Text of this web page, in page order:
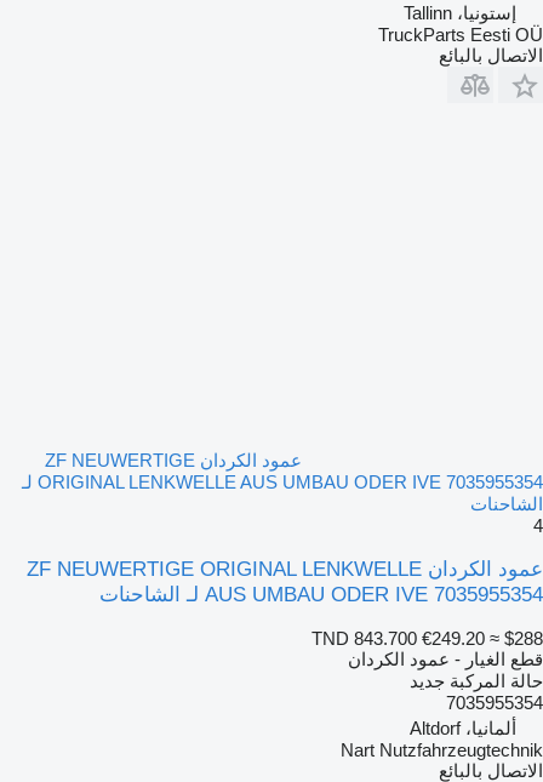
إستونيا، Tallinn
TruckParts Eesti OÜ
الاتصال بالبائع
عمود الكردان ZF NEUWERTIGE
ORIGINAL LENKWELLE AUS UMBAU ODER IVE 7035955354 لـ
الشاحنات
4
عمود الكردان ZF NEUWERTIGE ORIGINAL LENKWELLE
AUS UMBAU ODER IVE 7035955354 لـ الشاحنات
TND 843.700 €249.20 ≈ $288
قطع الغيار - عمود الكردان
حالة المركبة جديد
7035955354
ألمانيا، Altdorf
Nart Nutzfahrzeugtechnik
الاتصال بالبائع